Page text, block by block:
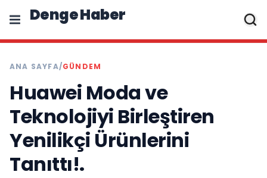
Denge Haber
ANA SAYFA/GÜNDEM
Huawei Moda ve
Teknolojiyi Birleştiren
Yenilikçi Ürünlerini
Tanıttı!.